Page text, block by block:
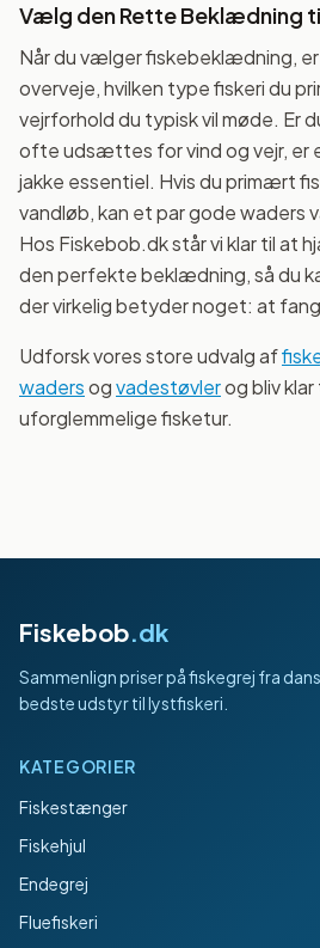
Vælg den Rette Beklædning
Når du vælger fiskebeklædning,
overveje, hvilken type fiskeri du
vejrforhold du typisk vil møde. Er
ofte udsættes for vind og vejr, er
jakke essentiel. Hvis du primært
vandløb, kan et par gode waders
Hos Fiskebob.dk står vi klar til at
den perfekte beklædning, så du
der virkelig betyder noget: at
Udforsk vores store udvalg af
wadersogvadestøvlerog bliv
uforglemmelige fisketur.
Fiskebob.dk
Sammenlign priser på fiskegrej fra
bedste udstyr til lystfiskeri.
KATEGORIER
Fiskestænger
Fiskehjul
Endegrej
Fluefiskeri